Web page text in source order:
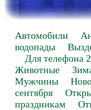
Автомобили
водопады
Для телефона
Животные
Мужчины
сентября
праздникам